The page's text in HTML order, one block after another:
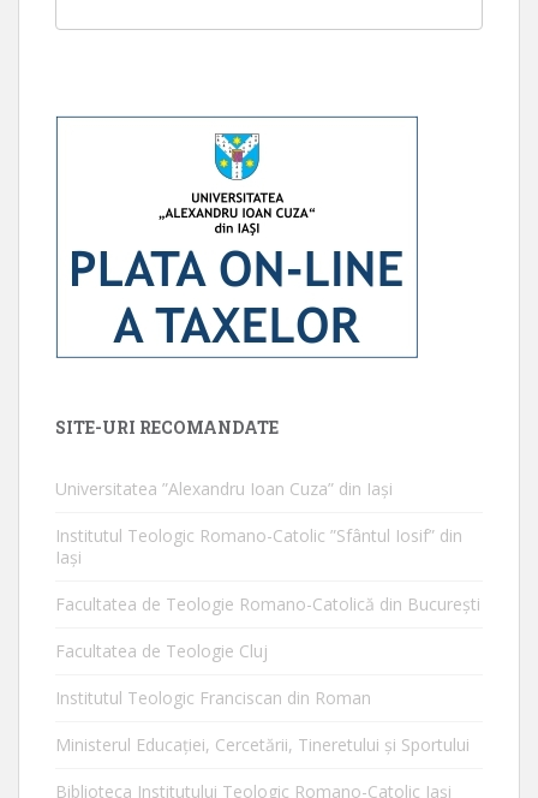
SITE-URI RECOMANDATE
Universitatea ”Alexandru Ioan Cuza” din Iaşi
Institutul Teologic Romano-Catolic ”Sfântul Iosif” din
Iaşi
Facultatea de Teologie Romano-Catolică din Bucureşti
Facultatea de Teologie Cluj
Institutul Teologic Franciscan din Roman
Ministerul Educaţiei, Cercetării, Tineretului şi Sportului
Biblioteca Institutului Teologic Romano-Catolic Iaşi